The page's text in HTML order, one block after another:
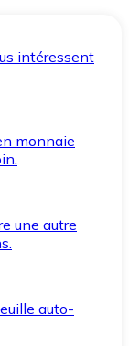
intéressent
monnaie
une autre
auto-